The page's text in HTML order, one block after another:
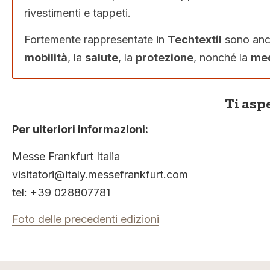
rivestimenti e tappeti.
Fortemente rappresentate in Techtextil sono
mobilità, la salute, la protezione, nonché la
Ti
Per ulteriori informazioni:
Messe Frankfurt Italia
visitatori@italy.messefrankfurt.com
tel: +39 028807781
Foto delle precedenti edizioni